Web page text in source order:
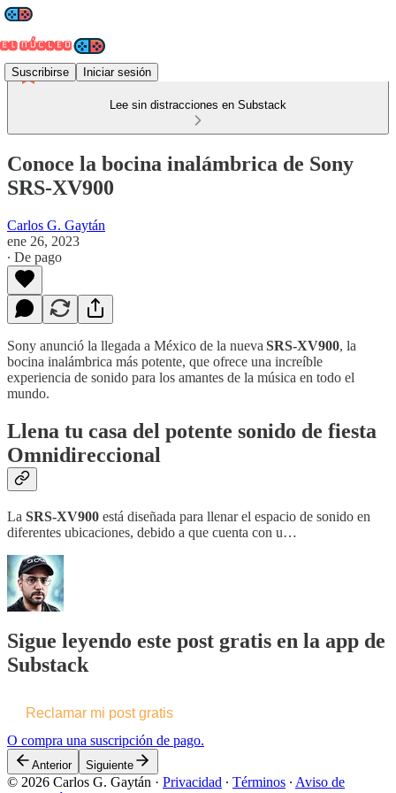
Suscribirse Iniciar sesión
Lee sin distracciones en Substack
Conoce la bocina inalámbrica de Sony
SRS-XV900
Carlos G. Gaytán
ene 26, 2023
∙ De pago
Sony anunció la llegada a México de la nueva SRS-XV900, la
bocina inalámbrica más potente, que ofrece una increíble
experiencia de sonido para los amantes de la música en todo el
mundo.
Llena tu casa del potente sonido de fiesta
Omnidireccional
La SRS-XV900 está diseñada para llenar el espacio de sonido en
diferentes ubicaciones, debido a que cuenta con u…
Sigue leyendo este post gratis en la app de
Substack
Reclamar mi post gratis
O compra una suscripción de pago.
Anterior Siguiente
© 2026 Carlos G. Gaytán · Privacidad ∙ Términos ∙ Aviso de